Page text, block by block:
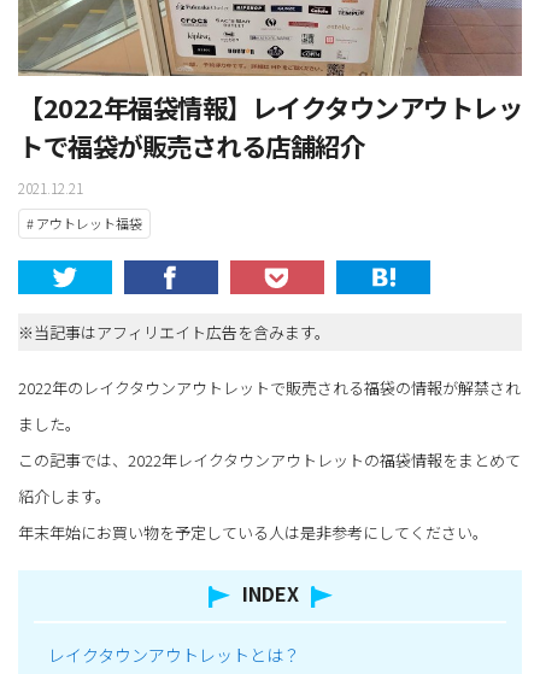
【2022年福袋情報】レイクタウンアウトレッ
トで福袋が販売される店舗紹介
2021.12.21
# アウトレット福袋
※当記事はアフィリエイト広告を含みます。
2022年のレイクタウンアウトレットで販売される福袋の情報が解禁され
ました。
この記事では、2022年レイクタウンアウトレットの福袋情報をまとめて
紹介します。
年末年始にお買い物を予定している人は是非参考にしてください。
INDEX
レイクタウンアウトレットとは？